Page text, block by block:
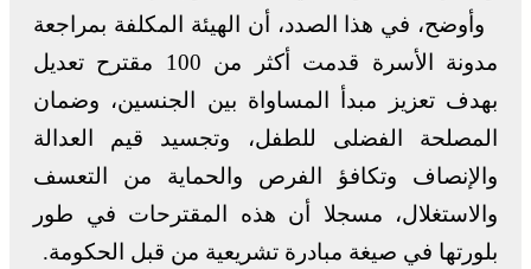
وأوضح، في هذا الصدد، أن الهيئة المكلفة بمراجعة
مدونة الأسرة قدمت أكثر من 100 مقترح تعديل
بهدف تعزيز مبدأ المساواة بين الجنسين، وضمان
المصلحة الفضلى للطفل، وتجسيد قيم العدالة
والإنصاف وتكافؤ الفرص والحماية من التعسف
والاستغلال، مسجلا أن هذه المقترحات في طور
بلورتها في صيغة مبادرة تشريعية من قبل الحكومة.